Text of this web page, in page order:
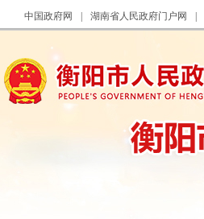
中国政府网 湖南省人民政府门户网